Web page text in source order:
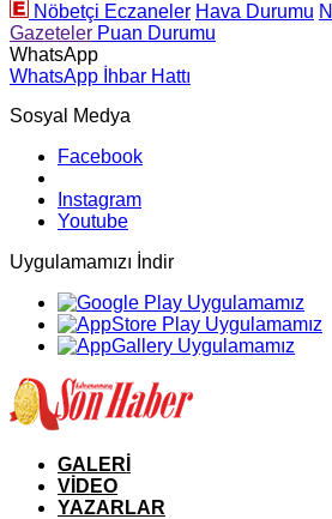
Nöbetçi Eczaneler Hava Durumu
Gazeteler Puan Durumu
WhatsApp
WhatsApp İhbar Hattı
Sosyal Medya
Facebook
Instagram
Youtube
Uygulamamızı İndir
GALERİ
VİDEO
YAZARLAR